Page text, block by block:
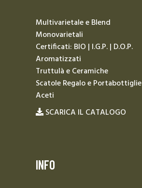
Multivarietale e Blend
Monovarietali
Certificati: BIO | I.G.P. | D.O.P.
Aromatizzati
Truttulà e Ceramiche
Scatole Regalo e Portabottiglie
Aceti
SCARICA IL CATALOGO
INFO